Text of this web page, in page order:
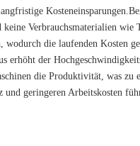
keine Verbrauchsmaterialien wie
die laufenden Kosten
erhöht der
die Produktivität, was zu
und geringeren Arbeitskosten